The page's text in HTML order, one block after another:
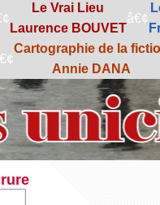
Le Vrai Lieu
Laurence BOUVET
â€¢
Cartographie de la
Annie DANA